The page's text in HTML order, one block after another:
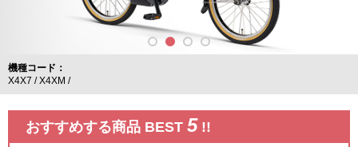
機種コード
X4X7
X4XM
おすすめする商品 BEST 5 !!